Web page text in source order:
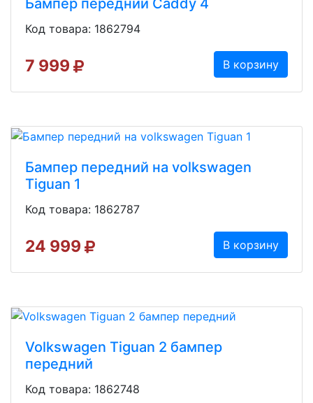
Бампер передний Caddy 4
Код товара: 1862794
7 999 В корзину
Бампер передний на volkswagen
Tiguan 1
Код товара: 1862787
24 999 В корзину
Volkswagen Tiguan 2 бампер
передний
Код товара: 1862748